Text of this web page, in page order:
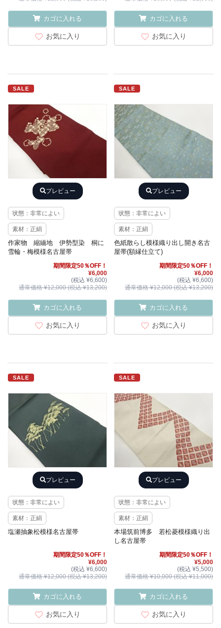
カゴに入れる
お気に入り
カゴに入れる
お気に入り
SALE
プレビュー
状態：非常によい
素材：正絹
作家物 縮緬地 伊勢型染 桐に
雪輪・梅模様名古屋帯
期間限定50％OFF！
¥6,000
(税込 ¥6,600)
通常価格 ¥12,000 (税込 ¥13,200)
カゴに入れる
お気に入り
SALE
プレビュー
状態：非常によい
素材：正絹
色紙散らし模様織り出し開き名古
屋帯(額縁仕立て)
期間限定50％OFF！
¥6,000
(税込 ¥6,600)
通常価格 ¥12,000 (税込 ¥13,200)
カゴに入れる
お気に入り
SALE
プレビュー
状態：非常によい
素材：正絹
塩瀬抽象松模様名古屋帯
期間限定50％OFF！
¥6,000
(税込 ¥6,600)
通常価格 ¥12,000 (税込 ¥13,200)
カゴに入れる
お気に入り
SALE
プレビュー
状態：非常によい
素材：正絹
本場筑前博多 若松菱模様織り出
し名古屋帯
期間限定50％OFF！
¥5,000
(税込 ¥5,500)
通常価格 ¥10,000 (税込 ¥11,000)
カゴに入れる
お気に入り